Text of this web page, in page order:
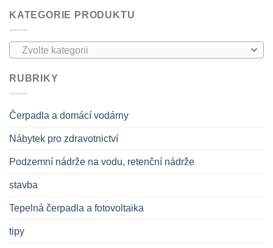
KATEGORIE PRODUKTU
Zvolte kategorii
RUBRIKY
Čerpadla a domácí vodárny
Nábytek pro zdravotnictví
Podzemní nádrže na vodu, retenční nádrže
stavba
Tepelná čerpadla a fotovoltaika
tipy